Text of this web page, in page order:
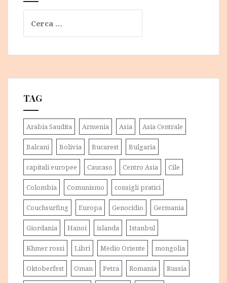
per:
TAG
Arabia Saudita Armenia Asia Asia Centrale
Balcani Bolivia Bucarest Bulgaria
capitali europee Caucaso Centro Asia Cile
Colombia Comunismo consigli pratici
Couchsurfing Europa Genocidio Germania
Giordania Hanoi islanda Istanbul
Khmer rossi Libri Medio Oriente mongolia
Oktoberfest Oman Petra Romania Russia